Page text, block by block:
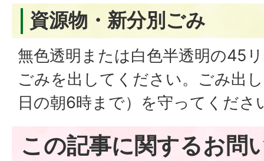
資源物・新分別ごみ
無色透明または白色半透明の45
ごみを出してください。ごみ出
日の朝6時まで）を守ってくださ
この記事に関するお問